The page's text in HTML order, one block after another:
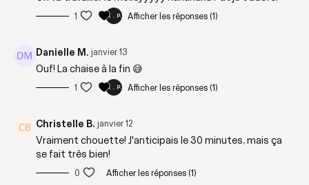
postérieure
Matériel nécessaire : Poids libres (
Fondations Lower
1 Afficher les réponses (1)
Danielle M. janvier 13
Ouf! La chaise à la fin 😅
1 Afficher les réponses (1)
Christelle B. janvier 12
Vraiment chouette! J'anticipais le 30 minutes, mais ça
se fait très bien!
0 Afficher les réponses (1)